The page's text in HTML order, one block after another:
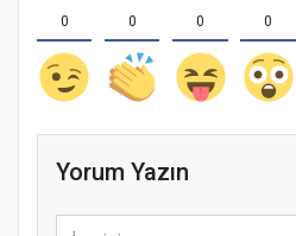
0 0 0 0
Yorum Yazın